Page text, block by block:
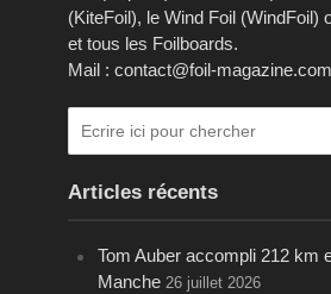
(KiteFoil), le Wind Foil (WindFoil)
et tous les Foilboards.
Mail : contact@foil-magazine.com
Articles récents
Tom Auber accompli 212 km
Manche 26 juillet 2026